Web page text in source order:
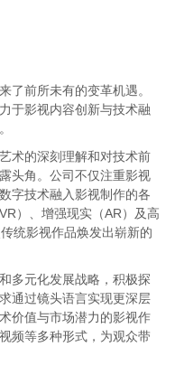
了前所未有的变革机遇。
于影视内容创新与技术融
术的深刻理解和对技术前
头角。公司不仅注重影视
字技术融入影视制作的各
）、增强现实（AR）及高
统影视作品焕发出崭新的
多元化发展战略，积极探
通过镜头语言实现更深层
价值与市场潜力的影视作
频等多种形式，为观众带